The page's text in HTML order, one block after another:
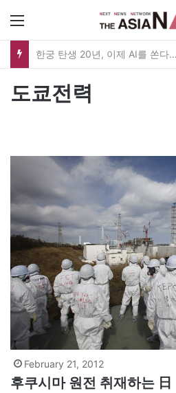
도쿄전력
February 21, 2012
후쿠시마 원전 취재하는